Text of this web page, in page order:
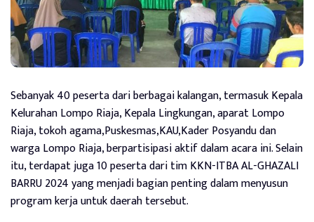
Sebanyak 40 peserta dari berbagai kalangan, termasuk Kepala
Kelurahan Lompo Riaja, Kepala Lingkungan, aparat Lompo
Riaja, tokoh agama,Puskesmas,KAU,Kader Posyandu dan
warga Lompo Riaja, berpartisipasi aktif dalam acara ini. Selain
itu, terdapat juga 10 peserta dari tim KKN-ITBA AL-GHAZALI
BARRU 2024 yang menjadi bagian penting dalam menyusun
program kerja untuk daerah tersebut.